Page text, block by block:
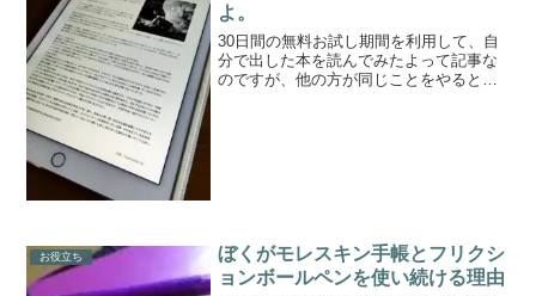
よ。
30日間の無料お試し期間を利用して、自
分で出した本を読んでみたよって記事な
のですが、他の方が同じことをやるとな
お役立ち
ぼくがモレスキン手帳とフリクシ
ョンボールペンを使い続ける理由